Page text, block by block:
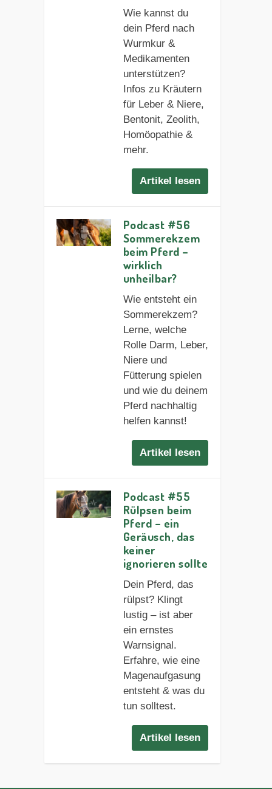
Wie kannst du
dein Pferd nach
Wurmkur &
Medikamenten
unterstützen?
Infos zu Kräutern
für Leber & Niere,
Bentonit, Zeolith,
Homöopathie &
mehr.
Artikel lesen
Podcast #56
Sommerekzem
beim Pferd –
wirklich
unheilbar?
Wie entsteht ein
Sommerekzem?
Lerne, welche
Rolle Darm, Leber,
Niere und
Fütterung spielen
und wie du deinem
Pferd nachhaltig
helfen kannst!
Artikel lesen
Podcast #55
Rülpsen beim
Pferd – ein
Geräusch, das
keiner
ignorieren sollte
Dein Pferd, das
rülpst? Klingt
lustig – ist aber
ein ernstes
Warnsignal.
Erfahre, wie eine
Magenaufgasung
entsteht & was du
tun solltest.
Artikel lesen